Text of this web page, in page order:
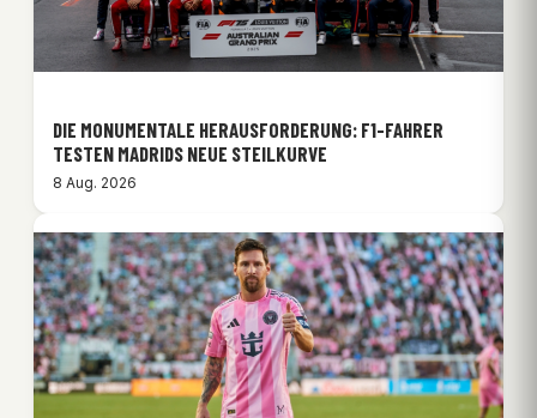
DIE MONUMENTALE HERAUSFORDERUNG: F1-FAHRER
TESTEN MADRIDS NEUE STEILKURVE
8 Aug. 2026